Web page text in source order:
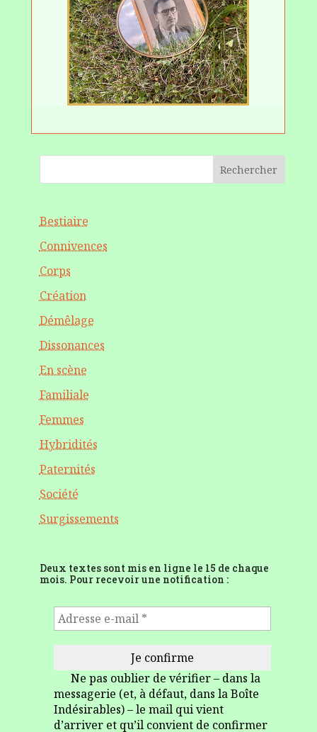
Rechercher
Bestiaire
Connivences
Corps
Création
Démêlage
Dissonances
En scène
Familiale
Femmes
Hybridités
Paternités
Société
Surgissements
Deux textes sont mis en ligne le 15 de chaque
mois. Pour recevoir une notification :
Ne pas oublier de vérifier – dans la
messagerie (et, à défaut, dans la Boîte
Indésirables) – le mail qui vient
d’arriver et qu’il convient de confirmer